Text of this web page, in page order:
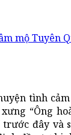
mộ Tuyên
tình
“Ông
đây và